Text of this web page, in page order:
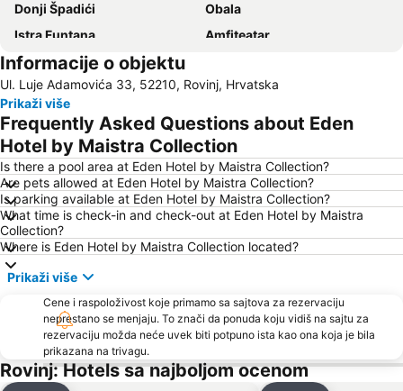
Donji Špadići
Obala
Istra Funtana
Amfiteatar
Ambrela
Villas Rubin
Slovenska Obala
Zlatni Rt
Laguna Stella Maris
Delfin
Obala maršala Tita
Amarin
Stari Grad
AC Zelena Laguna
Istrian Riviera
FKK Ulika
Brioni
Polari
Gradsko kupalište Poreč
Poreč 24 hours
St. Bernardin
Stand up Comedy by Željko Pervan
Autobusna postaja Pula
Maslinica
Vile Park Bernardin
Fisherman's Party
Parentium
Informacije o objektu
Ul. Luje Adamovića 33, 52210, Rovinj, Hrvatska
Prikaži više
Frequently Asked Questions about Eden
Hotel by Maistra Collection
Is there a pool area at Eden Hotel by Maistra Collection?
Are pets allowed at Eden Hotel by Maistra Collection?
Is parking available at Eden Hotel by Maistra Collection?
What time is check-in and check-out at Eden Hotel by Maistra
Collection?
Where is Eden Hotel by Maistra Collection located?
Prikaži više
Cene i raspoloživost koje primamo sa sajtova za rezervaciju
neprestano se menjaju. To znači da ponuda koju vidiš na sajtu za
rezervaciju možda neće uvek biti potpuno ista kao ona koja je bila
prikazana na trivagu.
Rovinj: Hotels sa najboljom ocenom